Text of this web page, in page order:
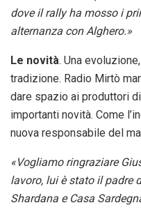
dove il rally ha mosso i
alternanza con Alghero.»
Le novità. Una
tradizione. Radio Mirtò
dare spazio ai produttori
importanti novità. Come
nuova responsabile del
«Vogliamo ringraziare
lavoro, lui è stato il padre
Shardana e Casa